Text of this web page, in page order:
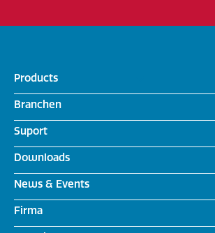
Products
Branchen
Suport
Downloads
News & Events
Firma